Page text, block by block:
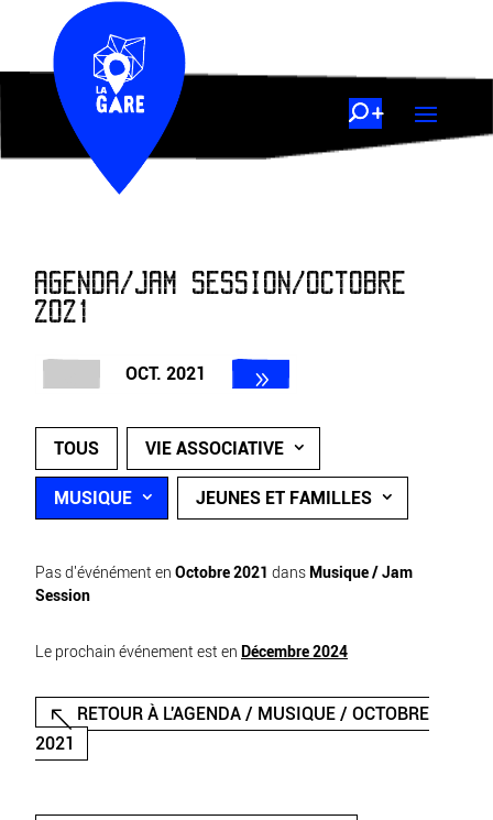
AGENDA/JAM SESSION/OCTOBRE
2021
OCT. 2021
TOUS VIE ASSOCIATIVE
MUSIQUE JEUNES ET FAMILLES
Pas d'événément en Octobre 2021 dans Musique / Jam
Session
Le prochain événement est en Décembre 2024
RETOUR À L'AGENDA / MUSIQUE / OCTOBRE
2021